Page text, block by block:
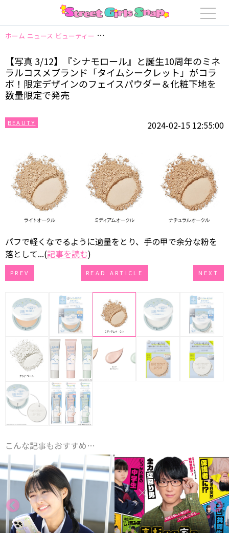
ホーム ニュース ビューティー 【写真 3/12】『シナモロール』と誕生10
【写真 3/12】『シナモロール』と誕生10周年のミネ
ラルコスメブランド「タイムシークレット」がコラ
ボ！限定デザインのフェイスパウダー＆化粧下地を
数量限定で発売
BEAUTY 2024-02-15 12:55:00
パフで軽くなでるように適量をとり、手の甲で余分な粉を
落として...(記事を読む)
PREV READ ARTICLE NEXT
こんな記事もおすすめ…